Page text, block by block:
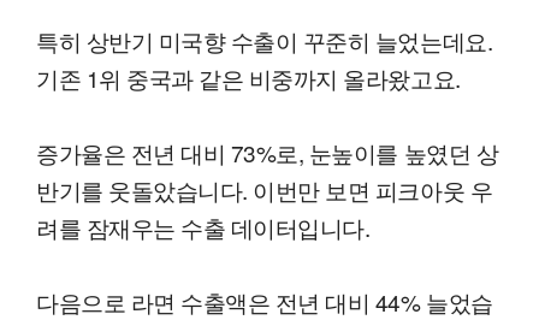
특히 상반기 미국향 수출이 꾸준히 늘었는데요.
기존 1위 중국과 같은 비중까지 올라왔고요.
증가율은 전년 대비 73%로, 눈높이를 높였던 상
반기를 웃돌았습니다. 이번만 보면 피크아웃 우
려를 잠재우는 수출 데이터입니다.
다음으로 라면 수출액은 전년 대비 44% 늘었습